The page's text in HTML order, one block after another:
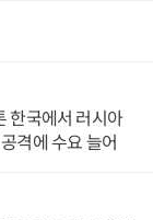
한국에서 러시아
격에 수요 늘어